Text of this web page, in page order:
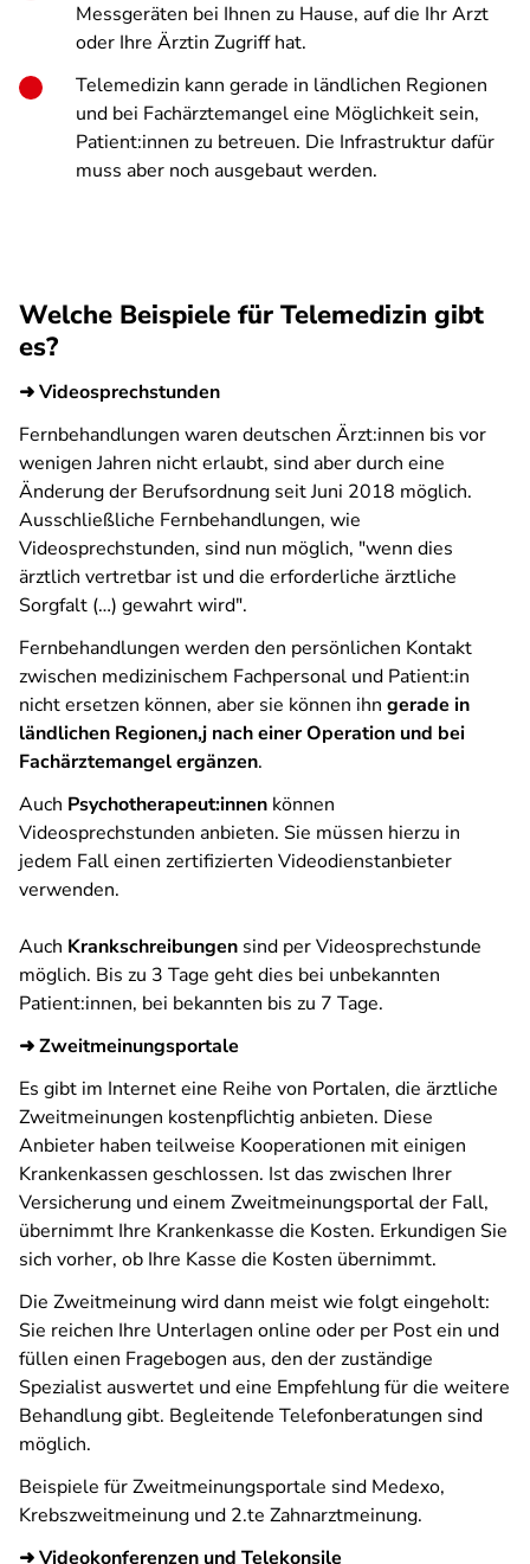
Messgeräten bei Ihnen zu Hause, auf die Ihr Arzt
oder Ihre Ärztin Zugriff hat.
Telemedizin kann gerade in ländlichen Regionen
und bei Fachärztemangel eine Möglichkeit sein,
Patient:innen zu betreuen. Die Infrastruktur dafür
muss aber noch ausgebaut werden.
Welche Beispiele für Telemedizin gibt
es?
➜ Videosprechstunden
Fernbehandlungen waren deutschen Ärzt:innen bis vor
wenigen Jahren nicht erlaubt, sind aber durch eine
Änderung der Berufsordnung seit Juni 2018 möglich.
Ausschließliche Fernbehandlungen, wie
Videosprechstunden, sind nun möglich, "wenn dies
ärztlich vertretbar ist und die erforderliche ärztliche
Sorgfalt (…) gewahrt wird".
Fernbehandlungen werden den persönlichen Kontakt
zwischen medizinischem Fachpersonal und Patient:in
nicht ersetzen können, aber sie können ihn gerade in
ländlichen Regionen,j nach einer Operation und bei
Fachärztemangel ergänzen.
Auch Psychotherapeut:innen können
Videosprechstunden anbieten. Sie müssen hierzu in
jedem Fall einen zertifizierten Videodienstanbieter
verwenden.
Auch Krankschreibungen sind per Videosprechstunde
möglich. Bis zu 3 Tage geht dies bei unbekannten
Patient:innen, bei bekannten bis zu 7 Tage.
➜ Zweitmeinungsportale
Es gibt im Internet eine Reihe von Portalen, die ärztliche
Zweitmeinungen kostenpflichtig anbieten. Diese
Anbieter haben teilweise Kooperationen mit einigen
Krankenkassen geschlossen. Ist das zwischen Ihrer
Versicherung und einem Zweitmeinungsportal der Fall,
übernimmt Ihre Krankenkasse die Kosten. Erkundigen Sie
sich vorher, ob Ihre Kasse die Kosten übernimmt.
Die Zweitmeinung wird dann meist wie folgt eingeholt:
Sie reichen Ihre Unterlagen online oder per Post ein und
füllen einen Fragebogen aus, den der zuständige
Spezialist auswertet und eine Empfehlung für die weitere
Behandlung gibt. Begleitende Telefonberatungen sind
möglich.
Beispiele für Zweitmeinungsportale sind Medexo,
Krebszweitmeinung und 2.te Zahnarztmeinung.
➜ Videokonferenzen und Telekonsile